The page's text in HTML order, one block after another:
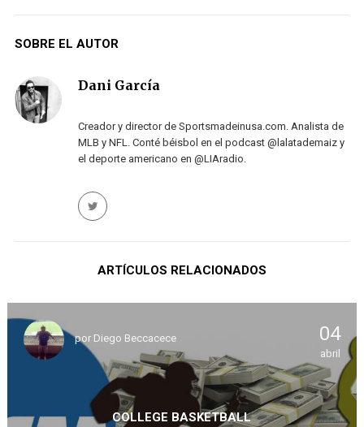
SOBRE EL AUTOR
Dani García
Creador y director de Sportsmadeinusa.com. Analista de
MLB y NFL. Conté béisbol en el podcast @lalatademaiz y
el deporte americano en @LIAradio.
ARTÍCULOS RELACIONADOS
por Diego Beccacece 04
abril
COLLEGE BASKETBALL